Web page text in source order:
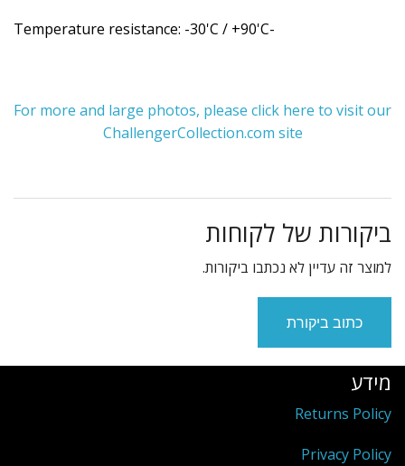
-Temperature resistance: -30'C / +90'C
For more and large photos, please click here to visit our
ChallengerCollection.com site
ביקורות של לקוחות
למוצר זה עדיין לא נכתבו ביקורות.
כתוב ביקורת
מידע
Returns Policy
Privacy Policy